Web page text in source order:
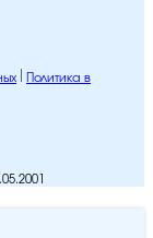
Политика в